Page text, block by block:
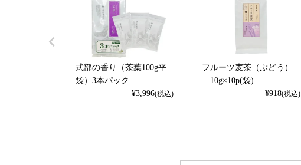
式部の香り（茶葉100g平
袋）3本パック
¥3,996(税込)
フルーツ麦茶（ぶどう）
10g×10p(袋)
¥918(税込)